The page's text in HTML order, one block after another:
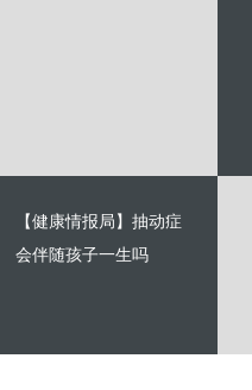
【健康情报局】抽动症
会伴随孩子一生吗